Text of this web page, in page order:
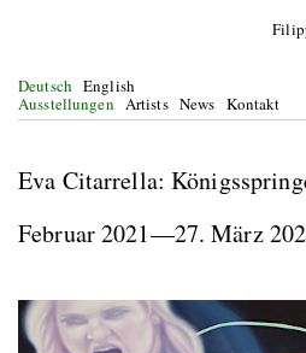
Deutsch English
Ausstellungen Artists News Kontakt
Eva Citarrella:
Februar